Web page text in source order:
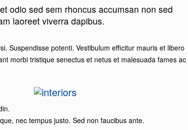
odio sed sem rhoncus accumsan non sed
laoreet viverra dapibus.
Suspendisse potenti. Vestibulum efficitur mauris et libero
morbi tristique senectus et netus et malesuada fames ac
nec tempus justo. Sed non faucibus ante.